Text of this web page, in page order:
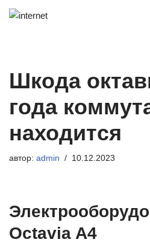
Шкода
года
находится
автор: admin 10.12.2023
Octavia A4